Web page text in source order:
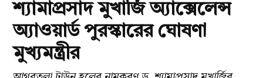
শ্যামাপ্রসাদ মুখার্জি অ্যাক্সেলেন্স
অ্যাওয়ার্ড পুরস্কারের ঘোষণা
মুখ্যমন্ত্রীর